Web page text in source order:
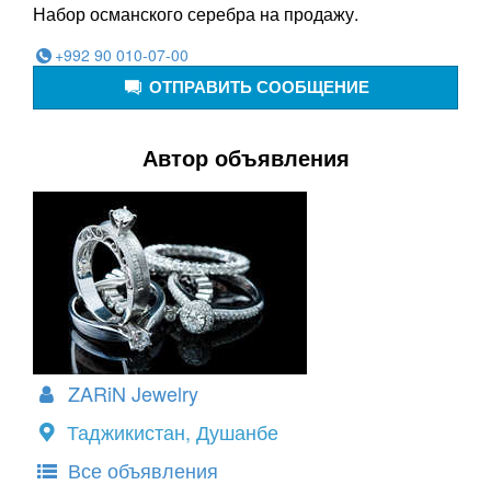
Набор османского серебра на продажу.
+992 90 010-07-00
ОТПРАВИТЬ СООБЩЕНИЕ
Автор объявления
ZARiN Jewelry
Таджикистан, Душанбе
Все объявления